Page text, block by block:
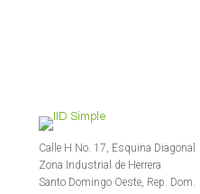
Calle H No. 17, Esquina Diagonal
Zona Industrial de Herrera
Santo Domingo Oeste, Rep. Dom.